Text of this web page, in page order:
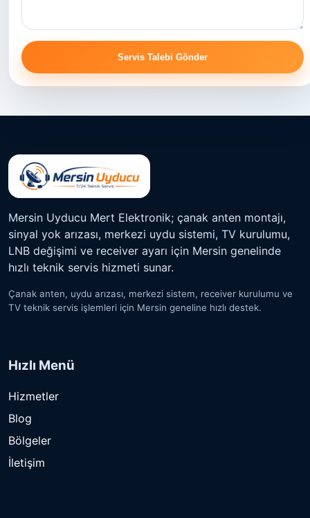
Servis Talebi Gönder
Mersin Uyducu Mert Elektronik; çanak anten montajı,
sinyal yok arızası, merkezi uydu sistemi, TV kurulumu,
LNB değişimi ve receiver ayarı için Mersin genelinde
hızlı teknik servis hizmeti sunar.
Çanak anten, uydu arızası, merkezi sistem, receiver kurulumu ve
TV teknik servis işlemleri için Mersin geneline hızlı destek.
Hızlı Menü
Hizmetler
Blog
Bölgeler
İletişim